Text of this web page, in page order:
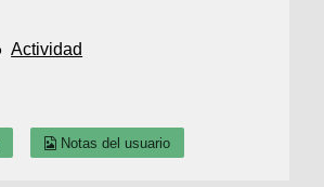
Actividad
Notas del usuario